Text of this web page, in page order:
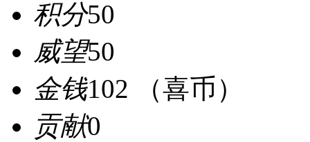
积分50
威望50
金钱102 （喜币）
贡献0